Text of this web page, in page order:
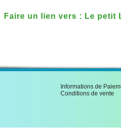
Faire un lien vers : Le petit
Informations de
Conditions de vente